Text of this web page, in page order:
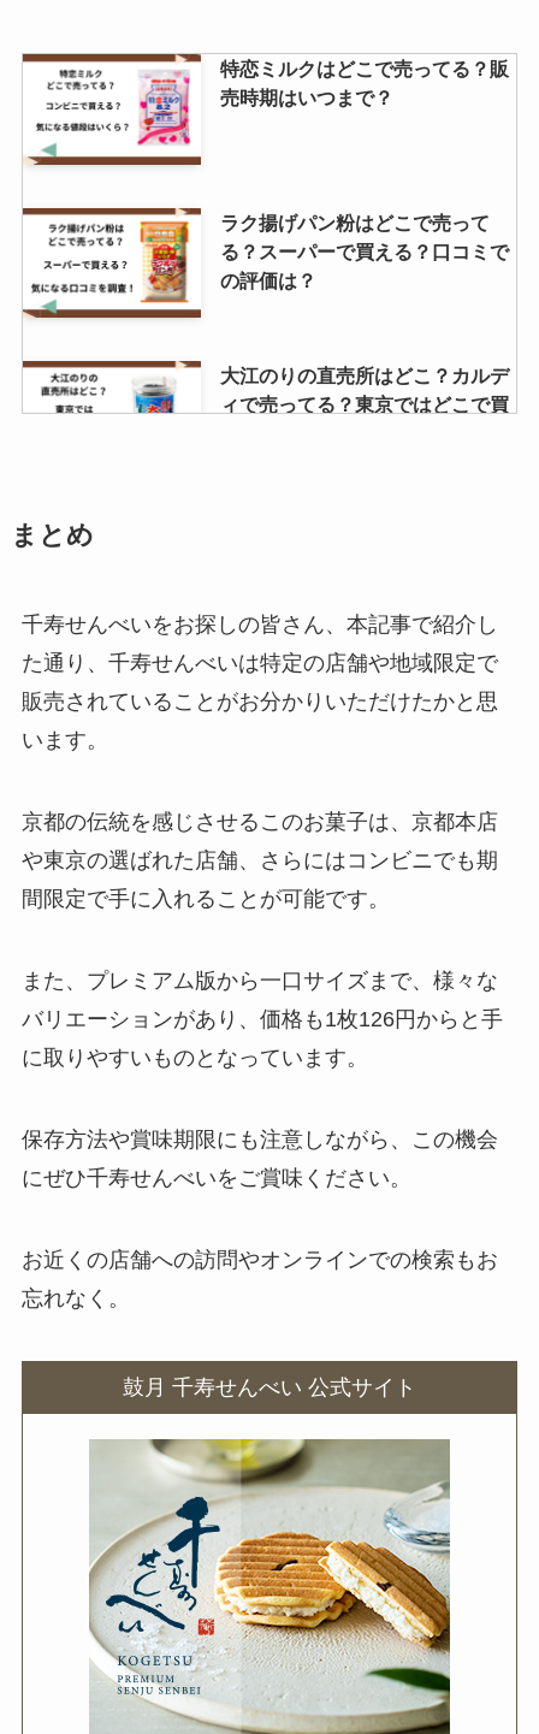
特恋ミルクはどこで売ってる？販
売時期はいつまで？
ラク揚げパン粉はどこで売って
る？スーパーで買える？口コミで
の評価は？
大江のりの直売所はどこ？カルデ
ィで売ってる？東京ではどこで買
カップヌードル リフィル 販売終
了の理由は？
観音寺饅頭はどこで買える？サー
ビスエリアで売ってる？口コミで
の評価は？
リンツチョコはどこで買える？カ
ルディでの取扱いは？
鴨肉はどこで買える？東京ではど
こで買える？業務スーパーで売っ
竹鶴はどこで買える？イオンで売
ってる？定価はいくら？
まとめ
千寿せんべいをお探しの皆さん、本記事で紹介し
た通り、千寿せんべいは特定の店舗や地域限定で
販売されていることがお分かりいただけたかと思
います。
京都の伝統を感じさせるこのお菓子は、京都本店
や東京の選ばれた店舗、さらにはコンビニでも期
間限定で手に入れることが可能です。
また、プレミアム版から一口サイズまで、様々な
バリエーションがあり、価格も1枚126円からと手
に取りやすいものとなっています。
保存方法や賞味期限にも注意しながら、この機会
にぜひ千寿せんべいをご賞味ください。
お近くの店舗への訪問やオンラインでの検索もお
忘れなく。
鼓月 千寿せんべい 公式サイト